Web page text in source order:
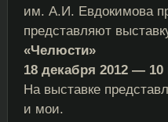
им. А.И. Евдокимова
представляют
«Челюсти»
18 декабря 2012 — 10
На выставке
и мои.